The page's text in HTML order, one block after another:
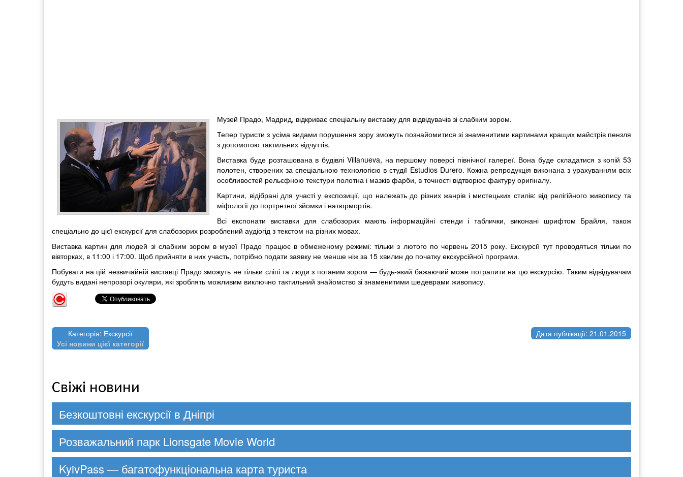
Музей Прадо, Мадрид, відкриває спеціальну виставку для відвідувачів зі слабким зором.
Тепер туристи з усіма видами порушення зору зможуть познайомитися зі знаменитими картинами кращих майстрів пензля
з допомогою тактильних відчуттів.
Виставка буде розташована в будівлі Villanueva, на першому поверсі північної галереї. Вона буде складатися з копій 53
полотен, створених за спеціальною технологією в студії Estudios Durero. Кожна репродукція виконана з урахуванням всіх
особливостей рельєфною текстури полотна і мазків фарби, в точності відтворює фактуру оригіналу.
Картини, відібрані для участі у експозиції, що належать до різних жанрів і мистецьких стилів: від релігійного живопису та
міфології до портретної зйомки і натюрмортів.
Всі експонати виставки для слабозорих мають інформаційні стенди і таблички, виконані шрифтом Брайля, також
спеціально до цієї екскурсії для слабозорих розроблений аудіогід з текстом на різних мовах.
Виставка картин для людей зі слабким зором в музеї Прадо працює в обмеженому режимі: тільки з лютого по червень 2015 року. Екскурсії тут проводяться тільки по
вівторках, в 11:00 і 17:00. Щоб прийняти в них участь, потрібно подати заявку не менше ніж за 15 хвилин до початку екскурсійної програми.
Побувати на цій незвичайній виставці Прадо зможуть не тільки сліпі та люди з поганим зором — будь-який бажаючий може потрапити на цю екскурсію. Таким відвідувачам
будуть видані непрозорі окуляри, які зроблять можливим виключно тактильний знайомство зі знаменитими шедеврами живопису.
Категорія: Екскурсії
Усі новини цієї категорії
Дата публікації: 21.01.2015
Свіжі новини
Безкоштовні екскурсії в Дніпрі
Розважальний парк Lionsgate Movie World
KyivPass — багатофункціональна карта туриста